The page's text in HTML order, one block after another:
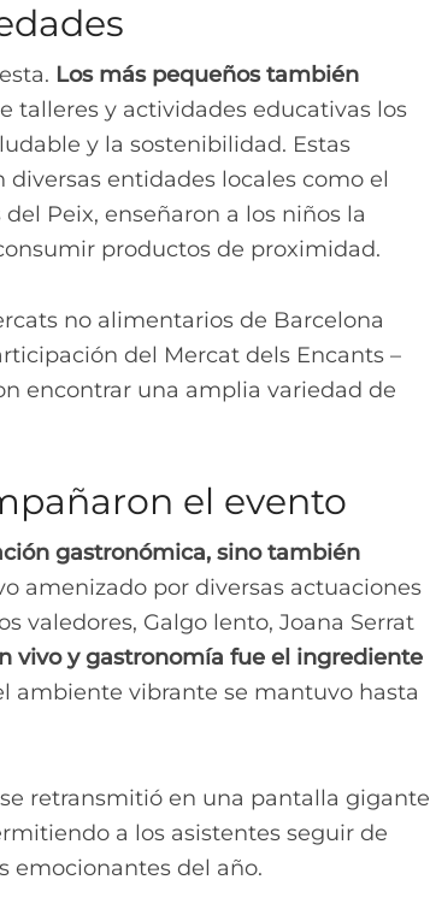
Los más pequeños también
talleres y actividades educativas los
y la sostenibilidad. Estas
entidades locales como el
Peix, enseñaron a los niños la
productos de proximidad.
no alimentarios de Barcelona
del Mercat dels Encants –
encontrar una amplia variedad de
el evento
gastronómica, sino también
amenizado por diversas actuaciones
valedores, Galgo lento, Joana Serrat
vivo y gastronomía fue el ingrediente
ambiente vibrante se mantuvo hasta
retransmitió en una pantalla gigante
a los asistentes seguir de
emocionantes del año.